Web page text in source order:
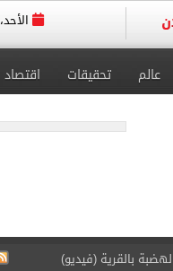
الأحد، 09 أغسطس 2026
عالم تحقيقات اقتصاد
محمد صلاح